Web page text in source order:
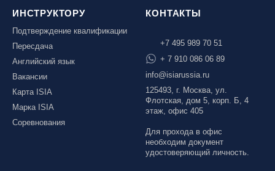
ИНСТРУКТОРУ
Подтверждение квалификации
Пересдача
Английский язык
Вакансии
Карта ISIA
Марка ISIA
Соревнования
КОНТАКТЫ
+7 495 989 70 51
+ 7 910 086 06 89
info@isiarussia.ru
125493, г. Москва, ул.
Флотская, дом 5, корп. Б, 4
этаж, офис 405
Для прохода в офис
необходим документ
удостоверяющий личность.